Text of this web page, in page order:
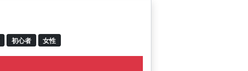
初心者 女性